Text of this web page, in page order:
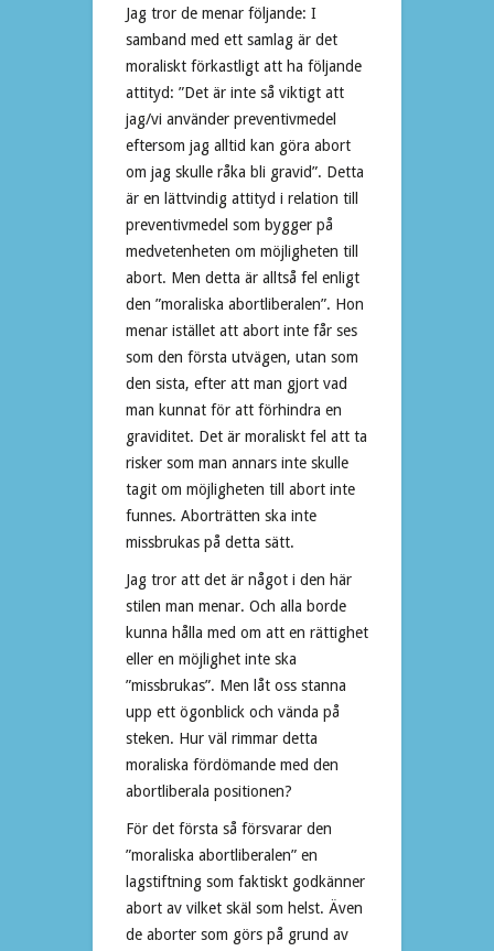
Jag tror de menar följande: I
samband med ett samlag är det
moraliskt förkastligt att ha följande
attityd: ”Det är inte så viktigt att
jag/vi använder preventivmedel
eftersom jag alltid kan göra abort
om jag skulle råka bli gravid”. Detta
är en lättvindig attityd i relation till
preventivmedel som bygger på
medvetenheten om möjligheten till
abort. Men detta är alltså fel enligt
den ”moraliska abortliberalen”. Hon
menar istället att abort inte får ses
som den första utvägen, utan som
den sista, efter att man gjort vad
man kunnat för att förhindra en
graviditet. Det är moraliskt fel att ta
risker som man annars inte skulle
tagit om möjligheten till abort inte
funnes. Aborträtten ska inte
missbrukas på detta sätt.
Jag tror att det är något i den här
stilen man menar. Och alla borde
kunna hålla med om att en rättighet
eller en möjlighet inte ska
”missbrukas”. Men låt oss stanna
upp ett ögonblick och vända på
steken. Hur väl rimmar detta
moraliska fördömande med den
abortliberala positionen?
För det första så försvarar den
”moraliska abortliberalen” en
lagstiftning som faktiskt godkänner
abort av vilket skäl som helst. Även
de aborter som görs på grund av